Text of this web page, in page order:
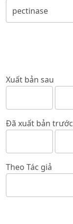
Xuất bản sau
Đã xuất bản trước
Theo Tác giả